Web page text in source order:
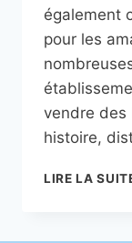
également
pour les
vendre des
histoire,
LIRE LA